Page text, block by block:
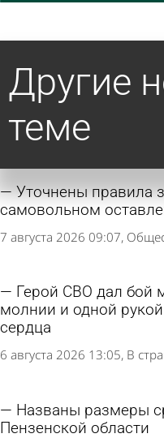
Другие
теме
Уточнены правила
самовольном
7 августа 2026 09:07
Герой СВО дал бой
молнии и одной
сердца
6 августа 2026 13:05 В
Названы размеры
Пензенской области